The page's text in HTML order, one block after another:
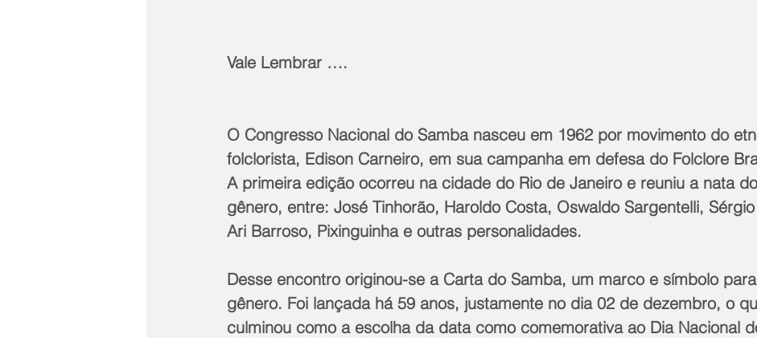
Vale Lembrar ….
O Congresso Nacional do Samba nasceu em 1962 por movimento do
folclorista, Edison Carneiro, em sua campanha em defesa do Folclore
A primeira edição ocorreu na cidade do Rio de Janeiro e reuniu a nata
gênero, entre: José Tinhorão, Haroldo Costa, Oswaldo Sargentelli,
Ari Barroso, Pixinguinha e outras personalidades.
Desse encontro originou-se a Carta do Samba, um marco e símbolo
gênero. Foi lançada há 59 anos, justamente no dia 02 de dezembro, o
culminou como a escolha da data como comemorativa ao Dia Nacional